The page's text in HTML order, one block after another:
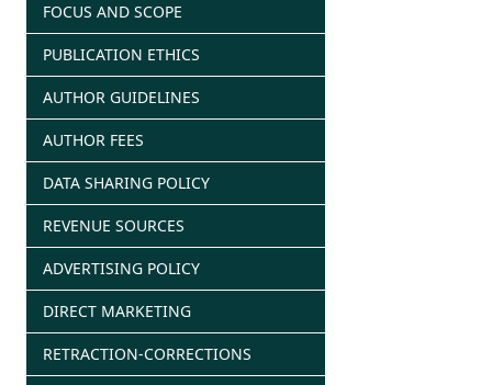
FOCUS AND SCOPE
PUBLICATION ETHICS
AUTHOR GUIDELINES
AUTHOR FEES
DATA SHARING POLICY
REVENUE SOURCES
ADVERTISING POLICY
DIRECT MARKETING
RETRACTION-CORRECTIONS